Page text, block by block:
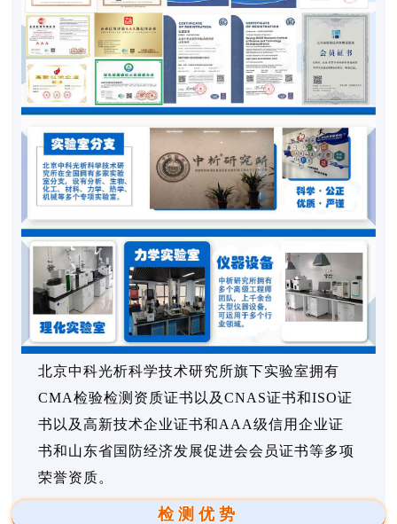
北京中科光析科学技术研究所旗下实验室拥有
CMA检验检测资质证书以及CNAS证书和ISO证
书以及高新技术企业证书和AAA级信用企业证
书和山东省国防经济发展促进会会员证书等多项
荣誉资质。
检测优势